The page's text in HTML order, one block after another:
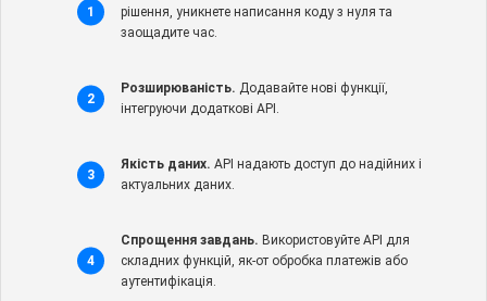
рішення, уникнете написання коду з нуля та
заощадите час.
Розширюваність. Додавайте нові функції,
інтегруючи додаткові API.
Якість даних. API надають доступ до надійних і
актуальних даних.
Спрощення завдань. Використовуйте API для
складних функцій, як-от обробка платежів або
аутентифікація.